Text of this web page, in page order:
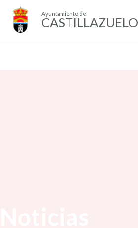
Ayuntamiento de
CASTILLAZUELO